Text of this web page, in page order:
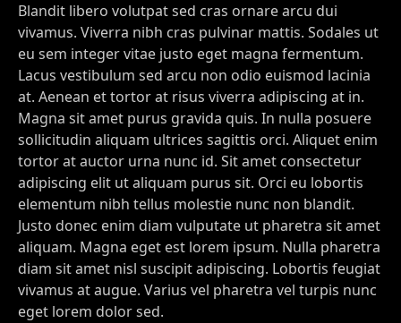
Blandit libero volutpat sed cras ornare arcu dui
vivamus. Viverra nibh cras pulvinar mattis. Sodales ut
eu sem integer vitae justo eget magna fermentum.
Lacus vestibulum sed arcu non odio euismod lacinia
at. Aenean et tortor at risus viverra adipiscing at in.
Magna sit amet purus gravida quis. In nulla posuere
sollicitudin aliquam ultrices sagittis orci. Aliquet enim
tortor at auctor urna nunc id. Sit amet consectetur
adipiscing elit ut aliquam purus sit. Orci eu lobortis
elementum nibh tellus molestie nunc non blandit.
Justo donec enim diam vulputate ut pharetra sit amet
aliquam. Magna eget est lorem ipsum. Nulla pharetra
diam sit amet nisl suscipit adipiscing. Lobortis feugiat
vivamus at augue. Varius vel pharetra vel turpis nunc
eget lorem dolor sed.